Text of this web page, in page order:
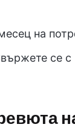
на
се с